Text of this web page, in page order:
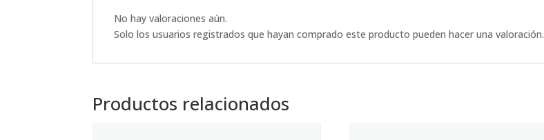
No hay valoraciones aún.
Solo los usuarios registrados que hayan comprado este producto pueden hacer una valoración.
Productos relacionados